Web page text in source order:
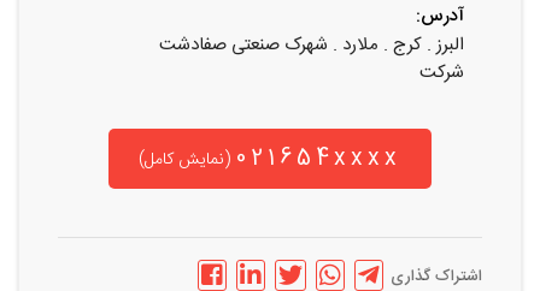
آدرس:
البرز . کرج . ملارد . شهرک صنعتی صفادشت
شرکت
021654xxxx (نمایش کامل)
اشتراک گذاری